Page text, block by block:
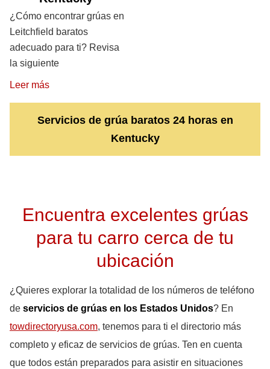
¿Cómo encontrar grúas en
Leitchfield baratos
adecuado para ti? Revisa
la siguiente
Leer más
Servicios de grúa baratos 24 horas en
Kentucky
Encuentra excelentes grúas
para tu carro cerca de tu
ubicación
¿Quieres explorar la totalidad de los números de teléfono
de servicios de grúas en los Estados Unidos? En
towdirectoryusa.com, tenemos para ti el directorio más
completo y eficaz de servicios de grúas. Ten en cuenta
que todos están preparados para asistir en situaciones